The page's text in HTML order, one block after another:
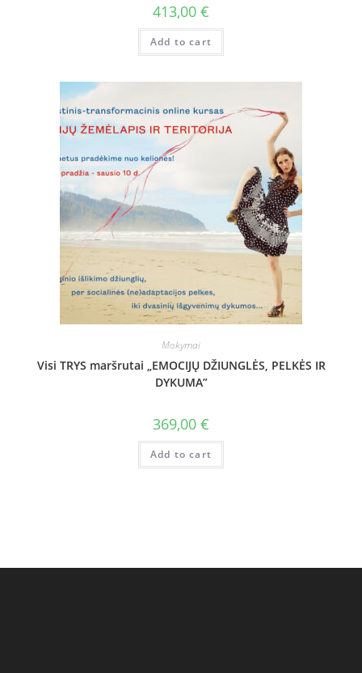
413,00 €
Add to cart
Mokymai
Visi TRYS maršrutai „EMOCIJŲ DŽIUNGLĖS, PELKĖS IR
DYKUMA”
369,00 €
Add to cart